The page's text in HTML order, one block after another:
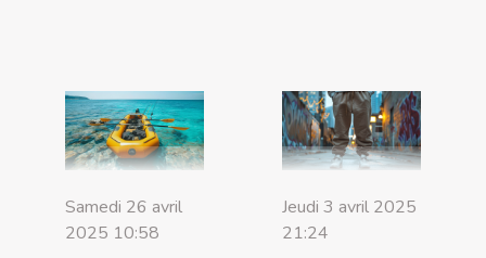
Samedi 26 avril
2025 10:58
Jeudi 3 avril 2025
21:24